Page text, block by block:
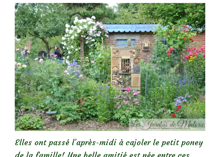
Elles ont passé l’après-midi à cajoler le petit poney
de la famille! Une belle amitié est née entre ces